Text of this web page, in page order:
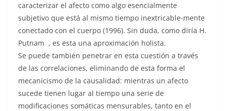
caracterizar el afecto como algo esencialmente
subjetivo que está al mismo tiempo inextricable-mente
conectado con el cuerpo (1996). Sin duda, como diría H.
Putnam , es esta una aproximación holista.
Se puede también penetrar en esta cuestión a través
de las correlaciones, eliminando de esta forma el
mecanicismo de la causalidad: mientras un afecto
sucede tienen lugar al tiempo una serie de
modificaciones somáticas mensurables, tanto en el